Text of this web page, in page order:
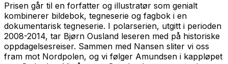
Prisen går til en forfatter og illustratør som genialt
kombinerer bildebok, tegneserie og fagbok i en
dokumentarisk tegneserie. I polarserien, utgitt i perioden
2008-2014, tar Bjørn Ousland leseren med på historiske
oppdagelsesreiser. Sammen med Nansen sliter vi oss
fram mot Nordpolen, og vi følger Amundsen i kappløpet